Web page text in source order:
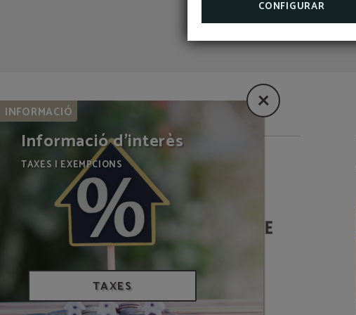
CONFIGURAR
SOM BIOSPHERE
INFORMACIÓ
Informació d'interès
TAXES I EXEMPCIONS
TAXES